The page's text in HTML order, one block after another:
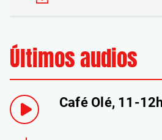
Últimos audios
Café Olé, 11-